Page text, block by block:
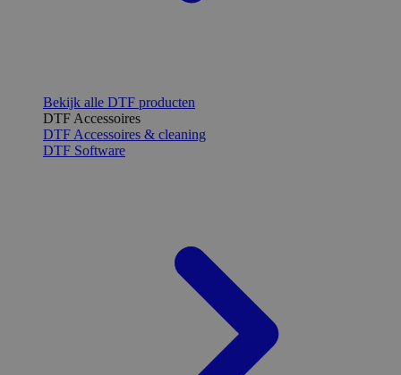
Bekijk alle DTF producten
DTF Accessoires
DTF Accessoires & cleaning
DTF Software